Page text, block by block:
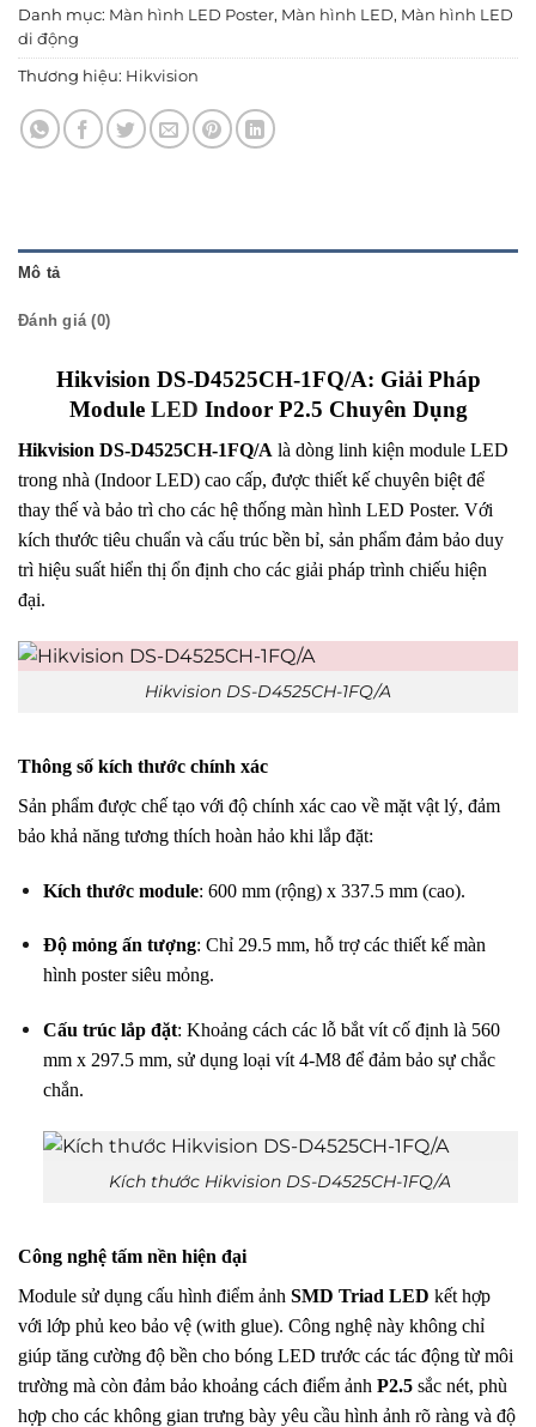
Danh mục: Màn hình LED Poster, Màn hình LED, Màn hình LED
di động
Thương hiệu: Hikvision
Mô tả
Đánh giá (0)
Hikvision DS-D4525CH-1FQ/A: Giải Pháp
Module LED Indoor P2.5 Chuyên Dụng
Hikvision DS-D4525CH-1FQ/A là dòng linh kiện module LED
trong nhà (Indoor LED) cao cấp, được thiết kế chuyên biệt để
thay thế và bảo trì cho các hệ thống màn hình LED Poster. Với
kích thước tiêu chuẩn và cấu trúc bền bỉ, sản phẩm đảm bảo duy
trì hiệu suất hiển thị ổn định cho các giải pháp trình chiếu hiện
đại.
Hikvision DS-D4525CH-1FQ/A
Thông số kích thước chính xác
Sản phẩm được chế tạo với độ chính xác cao về mặt vật lý, đảm
bảo khả năng tương thích hoàn hảo khi lắp đặt:
Kích thước module: 600 mm (rộng) x 337.5 mm (cao).
Độ mỏng ấn tượng: Chỉ 29.5 mm, hỗ trợ các thiết kế màn
hình poster siêu mỏng.
Cấu trúc lắp đặt: Khoảng cách các lỗ bắt vít cố định là 560
mm x 297.5 mm, sử dụng loại vít 4-M8 để đảm bảo sự chắc
chắn.
Kích thước Hikvision DS-D4525CH-1FQ/A
Công nghệ tấm nền hiện đại
Module sử dụng cấu hình điểm ảnh SMD Triad LED kết hợp
với lớp phủ keo bảo vệ (with glue). Công nghệ này không chỉ
giúp tăng cường độ bền cho bóng LED trước các tác động từ môi
trường mà còn đảm bảo khoảng cách điểm ảnh P2.5 sắc nét, phù
hợp cho các không gian trưng bày yêu cầu hình ảnh rõ ràng và độ